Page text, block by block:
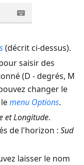
(décrit ci-dessus).
saisir des
(D - degrés, M
changer le
menu Options.
etLongitude.
de l'horizon : Sud
laisser le nom